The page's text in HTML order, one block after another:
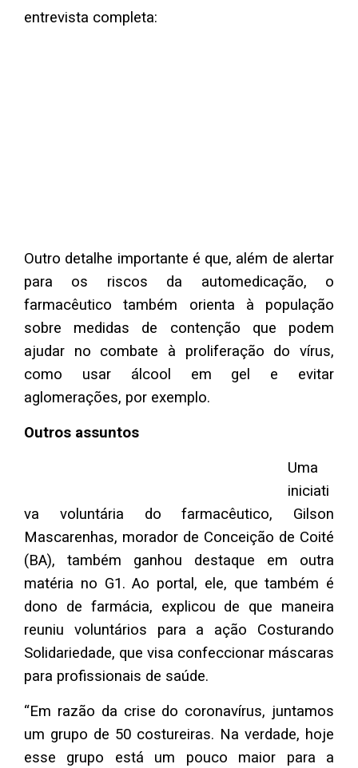
entrevista completa:
Outro detalhe importante é que, além de alertar
para os riscos da automedicação, o
farmacêutico também orienta à população
sobre medidas de contenção que podem
ajudar no combate à proliferação do vírus,
como usar álcool em gel e evitar
aglomerações, por exemplo.
Outros assuntos
Uma
iniciati
va voluntária do farmacêutico, Gilson
Mascarenhas, morador de Conceição de Coité
(BA), também ganhou destaque em outra
matéria no G1. Ao portal, ele, que também é
dono de farmácia, explicou de que maneira
reuniu voluntários para a ação Costurando
Solidariedade, que visa confeccionar máscaras
para profissionais de saúde.
“Em razão da crise do coronavírus, juntamos
um grupo de 50 costureiras. Na verdade, hoje
esse grupo está um pouco maior para a